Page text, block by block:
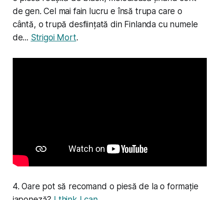
de gen. Cel mai fain lucru e însă trupa care o
cântă, o trupă desființată din Finlanda cu numele
de... Strigoi Mort.
4. Oare pot să recomand o piesă de la o formație